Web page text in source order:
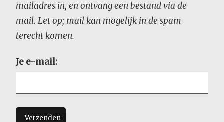
mailadres in, en ontvang een bestand via de
mail. Let op; mail kan mogelijk in de spam
terecht komen.
Je e-mail: